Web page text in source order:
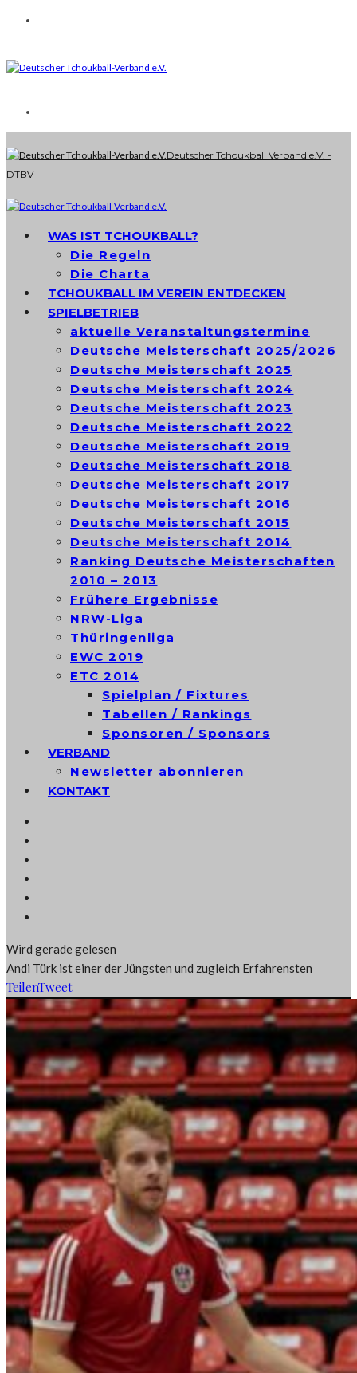
Deutscher Tchoukball Verband e.V. -
DTBV
WAS IST TCHOUKBALL?
Die Regeln
Die Charta
TCHOUKBALL IM VEREIN ENTDECKEN
SPIELBETRIEB
aktuelle Veranstaltungstermine
Deutsche Meisterschaft 2025/2026
Deutsche Meisterschaft 2025
Deutsche Meisterschaft 2024
Deutsche Meisterschaft 2023
Deutsche Meisterschaft 2022
Deutsche Meisterschaft 2019
Deutsche Meisterschaft 2018
Deutsche Meisterschaft 2017
Deutsche Meisterschaft 2016
Deutsche Meisterschaft 2015
Deutsche Meisterschaft 2014
Ranking Deutsche Meisterschaften
2010 – 2013
Frühere Ergebnisse
NRW-Liga
Thüringenliga
EWC 2019
ETC 2014
Spielplan / Fixtures
Tabellen / Rankings
Sponsoren / Sponsors
VERBAND
Newsletter abonnieren
KONTAKT
Wird gerade gelesen
Andi Türk ist einer der Jüngsten und zugleich Erfahrensten
TeilenTweet